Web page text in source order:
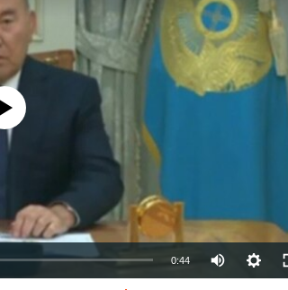
currently available
0:44